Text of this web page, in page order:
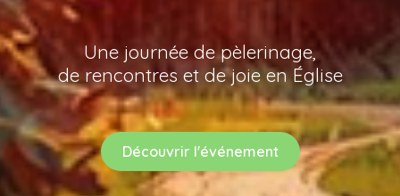
Une journée de pèlerinage,
de rencontres et de joie en Église
Découvrir l'événement